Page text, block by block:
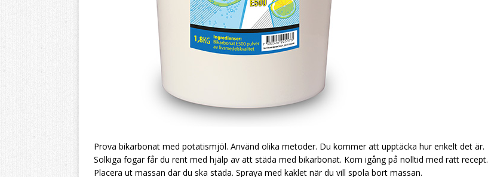
Prova bikarbonat med potatismjöl. Använd olika metoder. Du kommer att upptäcka hur enkelt det är.
Solkiga fogar får du rent med hjälp av att städa med bikarbonat. Kom igång på nolltid med rätt recept.
Placera ut massan där du ska städa. Spraya med kaklet när du vill spola bort massan.